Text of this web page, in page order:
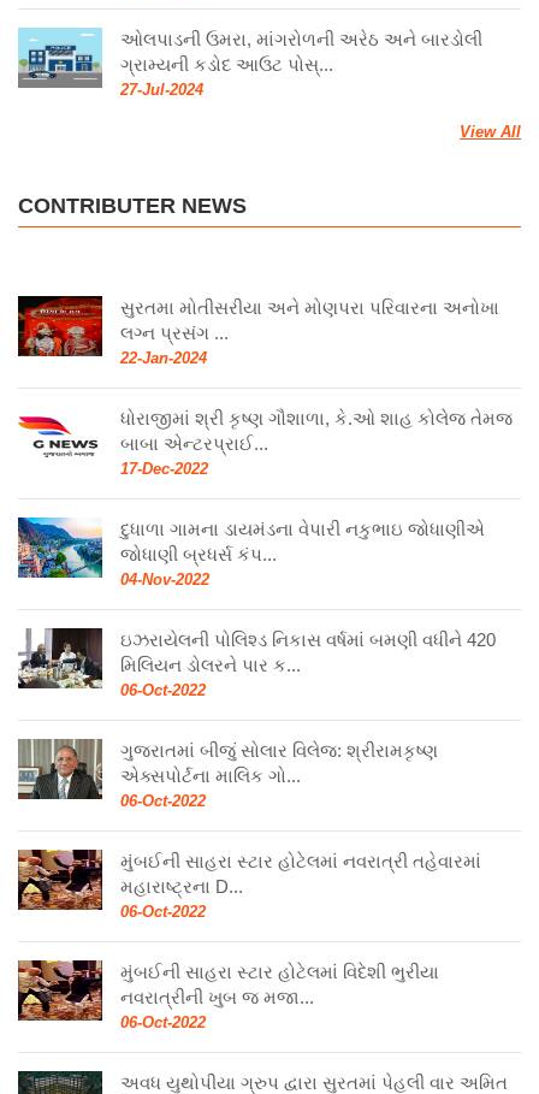
ઓલપાડની ઉમરા, માંગરોળની અરેઠ અને બારડોલી
ગ્રામ્યની કડોદ આઉટ પોસ્...
27-Jul-2024
View All
CONTRIBUTER NEWS
સુરતમા મોતીસરીયા અને મોણપરા પરિવારના અનોખા
લગ્ન પ્રસંગ ...
22-Jan-2024
ધોરાજીમાં શ્રી કૃષ્ણ ગૌશાળા, કે.ઓ શાહ કોલેજ તેમજ
બાબા એન્ટરપ્રાઈ...
17-Dec-2022
દુધાળા ગામના ડાયમંડના વેપારી નકુભાઇ જોધાણીએ
જોધાણી બ્રધર્સ કંપ...
04-Nov-2022
ઇઝરાયેલની પોલિશ્ડ નિકાસ વર્ષમાં બમણી વધીને 420
મિલિયન ડોલરને પાર ક...
06-Oct-2022
ગુજરાતમાં બીજું સોલાર વિલેજ: શ્રીરામકૃષ્ણ
એક્સપોર્ટના માલિક ગો...
06-Oct-2022
મુંબઈની સાહરા સ્ટાર હોટેલમાં નવરાત્રી તહેવારમાં
મહારાષ્ટ્રના D...
06-Oct-2022
મુંબઈની સાહરા સ્ટાર હોટેલમાં વિદેશી ભુરીયા
નવરાત્રીની ખુબ જ મજા...
06-Oct-2022
અવધ યુથોપીયા ગ્રુપ દ્વારા સુરતમાં પેહલી વાર અમિત